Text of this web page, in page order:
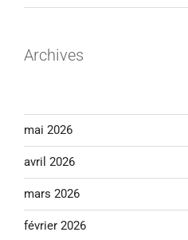
Archives
mai 2026
avril 2026
mars 2026
février 2026